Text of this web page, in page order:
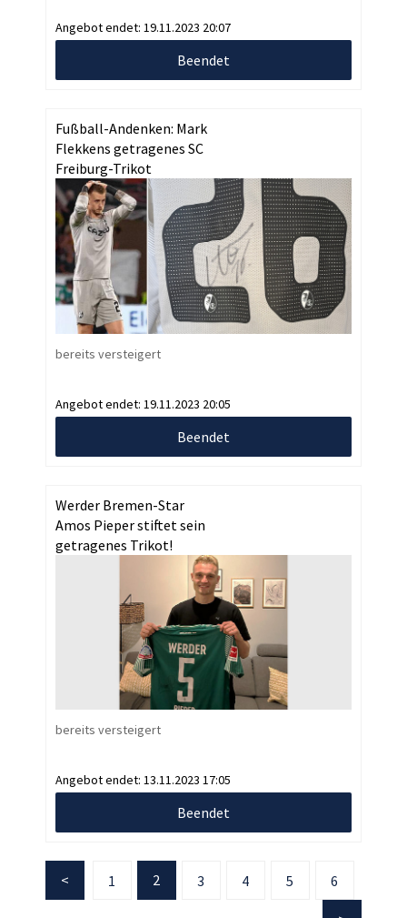
Angebot endet: 19.11.2023 20:07
Beendet
Fußball-Andenken: Mark
Flekkens getragenes SC
Freiburg-Trikot
bereits versteigert
Angebot endet: 19.11.2023 20:05
Beendet
Werder Bremen-Star
Amos Pieper stiftet sein
getragenes Trikot!
bereits versteigert
Angebot endet: 13.11.2023 17:05
Beendet
1 2 3 4 5 6